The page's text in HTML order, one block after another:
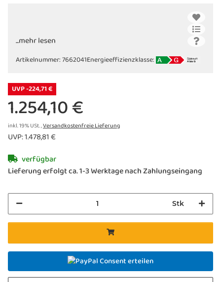
...mehr lesen
Artikelnummer:7662041Energieeffizienzklasse:
UVP -224,71 €
1.254,10 €
inkl. 19% USt. ,Versandkostenfreie Lieferung
UVP:1.478,81 €
verfügbar
Lieferung erfolgt ca. 1-3 Werktage nach Zahlungseingang
Stk
Consent erteilen